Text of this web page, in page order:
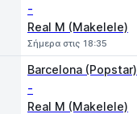
-
Real M (Makelele)
Σήμερα στις 18:35
Barcelona (Popstar)
-
Real M (Makelele)